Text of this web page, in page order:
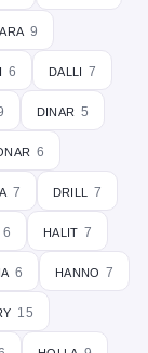
9
6 dalli 7
dinar 5
6
7 drill 7
6 halit 7
6 hanno 7
15